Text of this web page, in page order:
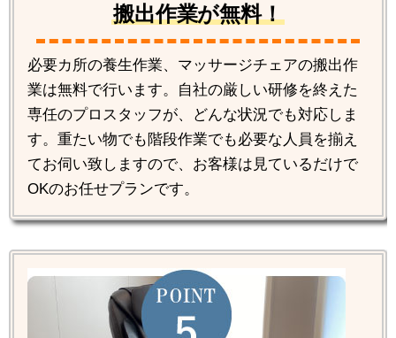
搬出作業が無料！
必要カ所の養生作業、マッサージチェアの搬出作
業は無料で行います。自社の厳しい研修を終えた
専任のプロスタッフが、どんな状況でも対応しま
す。重たい物でも階段作業でも必要な人員を揃え
てお伺い致しますので、お客様は見ているだけで
OKのお任せプランです。